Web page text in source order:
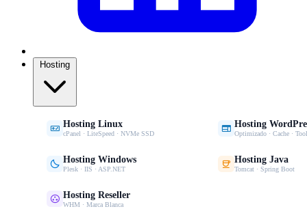
Hosting
 Hosting Linux
cPanel · LiteSpeed · NVMe SSD  Hosting
Optimizado · Cache ·
 Hosting Windows
Plesk · IIS · ASP.NET  Hosting Java
Tomcat · Spring Boot
 Hosting Reseller
WHM · Marca Blanca